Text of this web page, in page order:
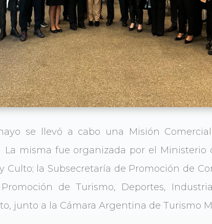
se llevó a cabo una Misión
misma fue organizada por el Ministerio
Culto; la Subsecretaría de Promoción de
de Turismo, Deportes,
junto a la Cámara Argentina de Turismo